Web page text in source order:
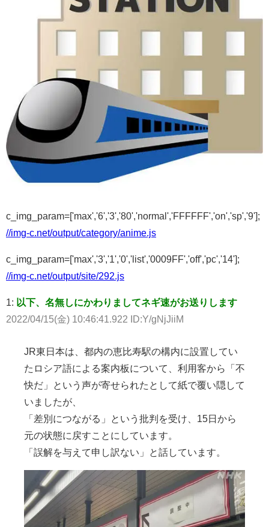
c_img_param=['max','6','3','80','normal','FFFFFF','on','sp','9'];
//img-c.net/output/category/anime.js
c_img_param=['max','3','1','0','list','0009FF','off','pc','14'];
//img-c.net/output/site/292.js
1: 以下、名無しにかわりましてネギ速がお送りします
2022/04/15(金) 10:46:41.922 ID:Y/gNjJiiM
JR東日本は、都内の恵比寿駅の構内に設置してい
たロシア語による案内板について、利用客から「不
快だ」という声が寄せられたとして紙で覆い隠して
いましたが、
「差別につながる」という批判を受け、15日から
元の状態に戻すことにしています。
「誤解を与えて申し訳ない」と話しています。